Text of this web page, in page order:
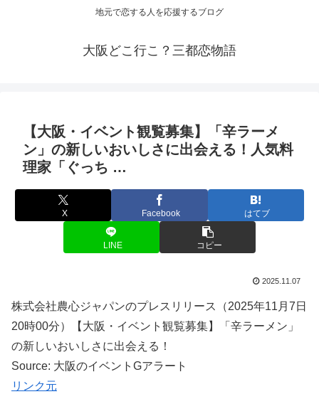
地元で恋する人を応援するブログ
大阪どこ行こ？三都恋物語
【大阪 ・ イベント観覧募集】「辛ラーメ
ン」の新しいおいしさに出会える！人気料
理家「ぐっち …
X Facebook はてブ
LINE コピー
2025.11.07
株式会社農心ジャパンのプレスリリース（2025年11月7日
20時00分）【大阪・イベント観覧募集】「辛ラーメン」
の新しいおいしさに出会える！
Source: 大阪のイベントGアラート
リンク元